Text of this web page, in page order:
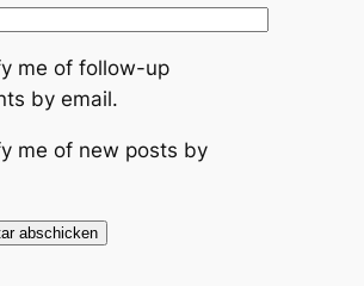
me of follow-up
by email.
me of new posts by